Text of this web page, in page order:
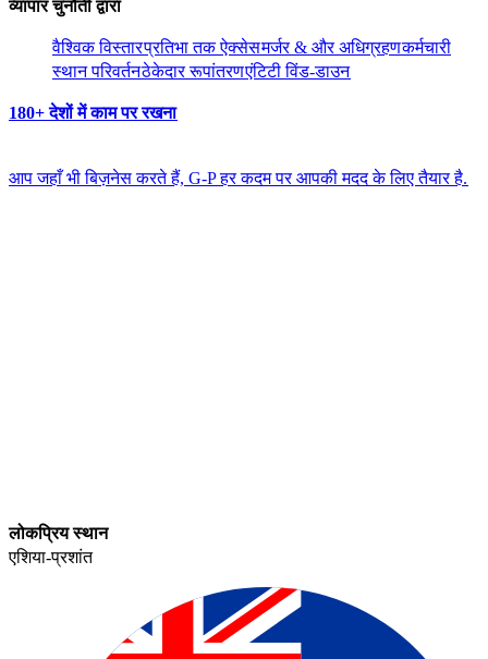
व्यापार चुनौती द्वारा​​
वैश्विक विस्तार​​प्रतिभा तक ऐक्सेस​​मर्जर & और अधिग्रहण​​कर्मचारी
स्थान परिवर्तन​​ठेकेदार रूपांतरण​​एंटिटी विंड-डाउन​​
180+ देशों में काम पर रखना​​
आप जहाँ भी बिज़नेस करते हैं, G-P हर कदम पर आपकी मदद के लिए तैयार है.​​
लोकप्रिय स्थान​​
एशिया-प्रशांत​​